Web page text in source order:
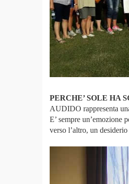
PERCHE’ SOLE HA
AUDIDO rappresenta
E’ sempre
verso l’altro, un